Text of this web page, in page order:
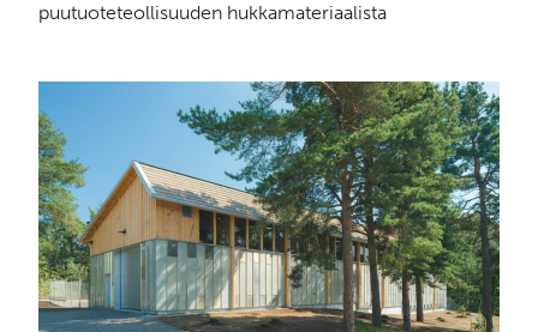
puutuoteteollisuuden hukkamateriaalista